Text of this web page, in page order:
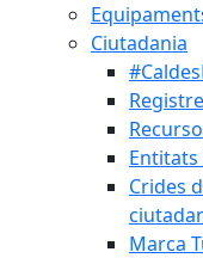
Ciutadania
Entitats
Crides
Marca